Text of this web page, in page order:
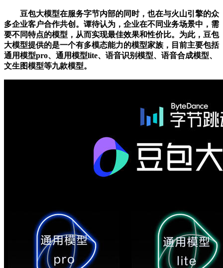
豆包大模型在服务字节内部的同时，也在与火山引擎的众
多企业客户合作共创。谭待认为，企业在不同业务场景中，需
要不同特点的模型，从而实现最佳效果和性价比。为此，豆包
大模型提供的是一个有多模态能力的模型家族，目前主要包括
通用模型pro、通用模型lite、语音识别模型、语音合成模型、
文生图模型等九款模型。